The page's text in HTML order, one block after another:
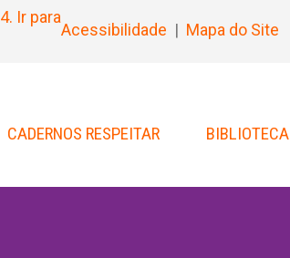
4. Ir para
Acessibilidade | Mapa do Site
CADERNOS RESPEITAR BIBLIOTECA